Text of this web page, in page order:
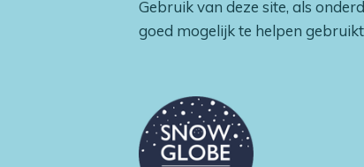
b
o
a
r
s
A
p
o
Gebruik van deze site, als
goed mogelijk te helpen